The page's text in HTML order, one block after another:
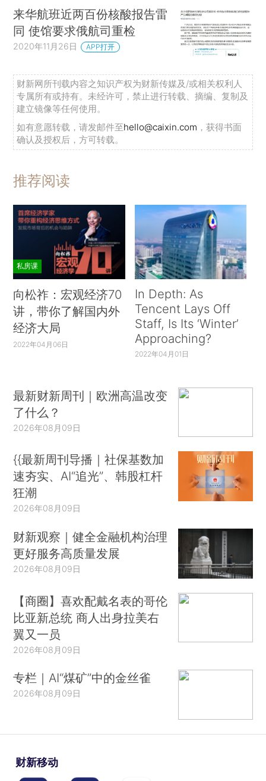
来华航班近两百份核酸报告雷
同 使馆要求俄航司重检
2020年11月26日 APP打开
财新网所刊载内容之知识产权为财新传媒及/或相关权利人
专属所有或持有。未经许可，禁止进行转载、摘编、复制及
建立镜像等任何使用。
如有意愿转载，请发邮件至hello@caixin.com ，获得书面
确认及授权后，方可转载。
推荐阅读
私房课
向松祚：宏观经济70
讲，带你了解国内外
经济大局
2022年04月06日
In Depth: As
Tencent Lays Off
Staff, Is Its ‘Winter’
Approaching?
2022年04月01日
最新财新周刊｜欧洲高温改变
了什么？
2026年08月09日
{{最新周刊导播｜社保基数加
速夯实、AI“追光”、韩股杠杆
狂潮
2026年08月09日
财新观察｜健全金融机构治理
更好服务高质量发展
2026年08月09日
【商圈】喜欢配戴名表的哥伦
比亚新总统 商人出身拉美右
翼又一员
2026年08月09日
专栏｜AI“煤矿”中的金丝雀
2026年08月09日
财新移动